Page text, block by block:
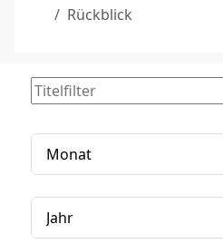
Rückblick
Filter
Titelfilter